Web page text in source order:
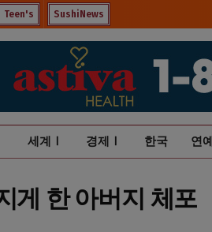
Teen's SushiNews
세계Ⅰ 경제Ⅰ 한국 연예
게 한 아버지 체포